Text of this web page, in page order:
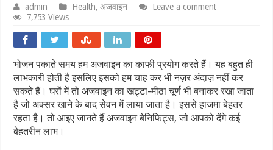
admin Health,अजवाइन
Leave a comment
7,753 Views
भोजन पकाते समय हम अजवाइन का काफी प्रयोग करते हैं। यह बहुत ही
लाभकारी होती है इसलिए इसको हम चाह कर भी नज़र अंदाज़ नहीं कर
सकते हैं। घरों में तो अजवाइन का खट्टा-मीठा चूर्ण भी बनाकर रखा जाता
है जो अक्सर खाने के बाद सेवन में लाया जाता है। इससे हाजमा बेहतर
रहता है। तो आइए जानते हैं अजवाइन बेनिफिट्स, जो आपको देंगे कई
बेहतरीन लाभ।